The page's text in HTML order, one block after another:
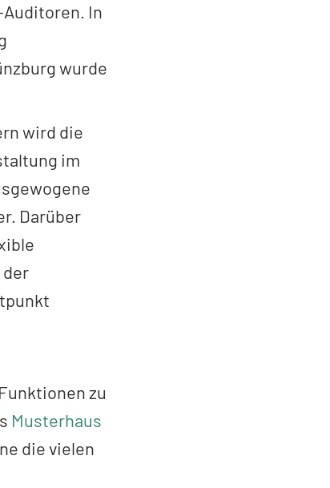
In
wurde
wird die
im
Darüber
zu
Musterhaus
die vielen